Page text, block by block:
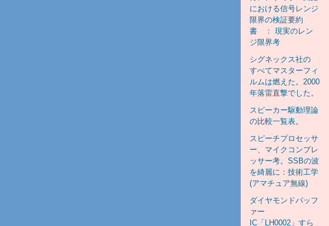
における信号レンジ
限界の検証要約
書 ： 現実のレン
ジ限界考
シグネックス社の
すべてマスターフィ
ルムは燃えた。2000
年落雷直撃でした。
スピーカー駆動理論
の比較一覧表。
スピーチプロセッサ
ー、マイクコンプレ
ッサー考。SSBの波
を綺麗に：技術工学
(アマチュア無線)
ダイヤモンドバッフ
ァー
IC「LH0002」すら